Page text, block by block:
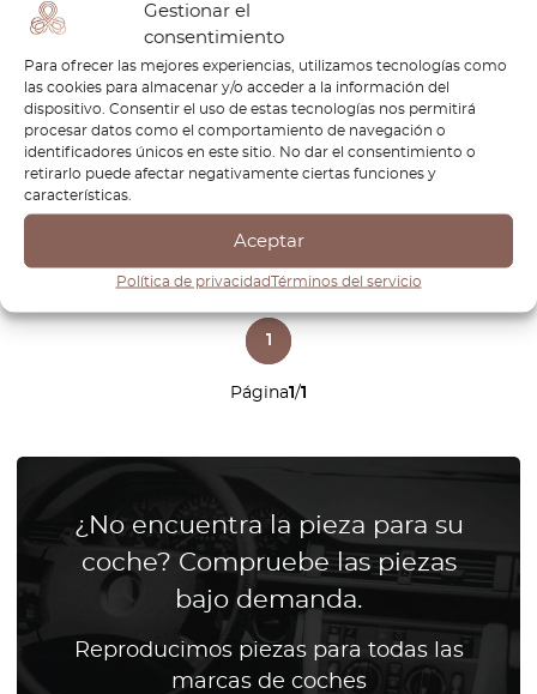
Gestionar el
consentimiento
Para ofrecer las mejores experiencias, utilizamos tecnologías como
las cookies para almacenar y/o acceder a la información del
dispositivo. Consentir el uso de estas tecnologías nos permitirá
procesar datos como el comportamiento de navegación o
identificadores únicos en este sitio. No dar el consentimiento o
retirarlo puede afectar negativamente ciertas funciones y
características.
Aceptar
Política de privacidadTérminos del servicio
321601171B (Jetta, Scirocco)
€20,40 €14,28
Ver producto
Página1/1
1
¿No encuentra la pieza para su
coche? Compruebe las piezas
bajo demanda.
Reproducimos piezas para todas las
marcas de coches